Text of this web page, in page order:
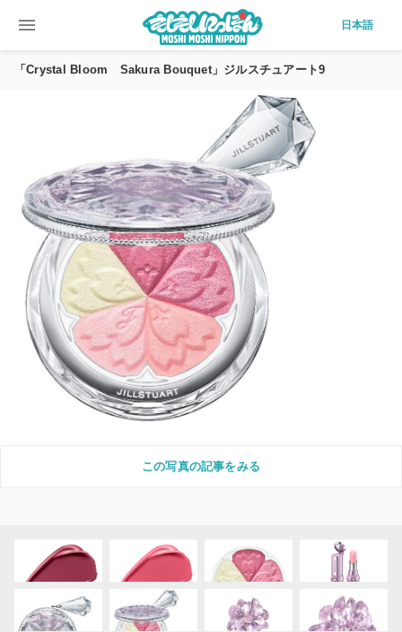
menu 日本語
「Crystal Bloom Sakura Bouquet」ジルスチュアート9
この写真の記事をみる